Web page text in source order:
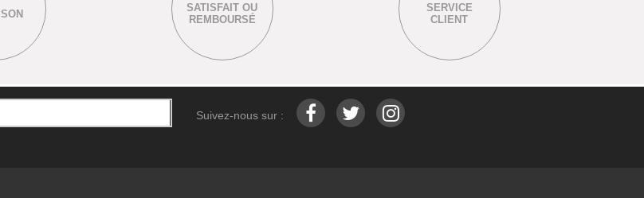
SATISFAIT OU
REMBOURSÉ
SERVICE
CLIENT
Suivez-nous sur :